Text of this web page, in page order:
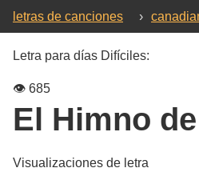
letras de canciones ›
Letra para días Difíciles:
👁️ 685
El Himno
Visualizaciones de letra